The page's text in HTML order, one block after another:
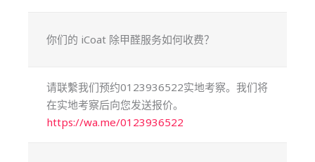
你们的 iCoat 除甲醛服务如何收费？
请联繫我们预约0123936522实地考察。我们将
在实地考察后向您发送报价。
https://wa.me/0123936522